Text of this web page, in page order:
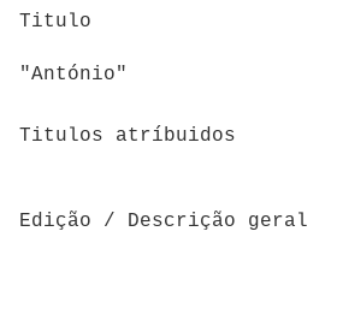
Titulo
"António"
Titulos atríbuidos
Edição / Descrição geral